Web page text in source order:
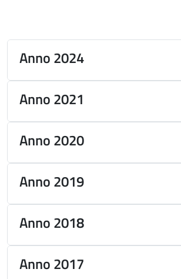
Anno 2024
Anno 2021
Anno 2020
Anno 2019
Anno 2018
Anno 2017